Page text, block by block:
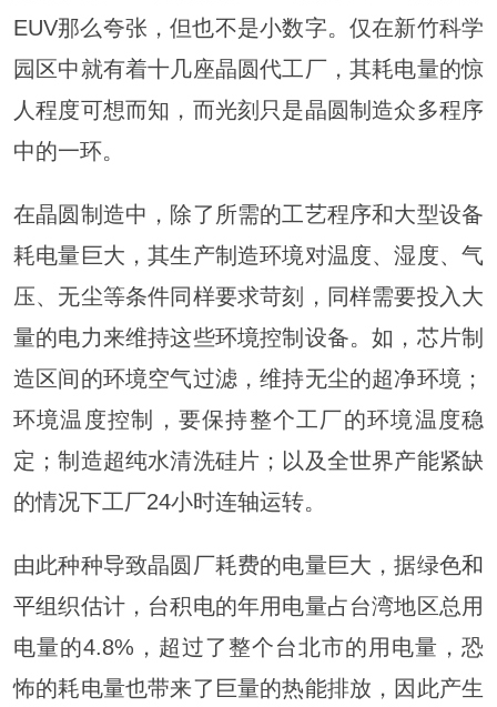
EUV那么夸张，但也不是小数字。仅在新竹科学
园区中就有着十几座晶圆代工厂，其耗电量的惊
人程度可想而知，而光刻只是晶圆制造众多程序
中的一环。
在晶圆制造中，除了所需的工艺程序和大型设备
耗电量巨大，其生产制造环境对温度、湿度、气
压、无尘等条件同样要求苛刻，同样需要投入大
量的电力来维持这些环境控制设备。如，芯片制
造区间的环境空气过滤，维持无尘的超净环境；
环境温度控制，要保持整个工厂的环境温度稳
定；制造超纯水清洗硅片；以及全世界产能紧缺
的情况下工厂24小时连轴运转。
由此种种导致晶圆厂耗费的电量巨大，据绿色和
平组织估计，台积电的年用电量占台湾地区总用
电量的4.8%，超过了整个台北市的用电量，恐
怖的耗电量也带来了巨量的热能排放，因此产生